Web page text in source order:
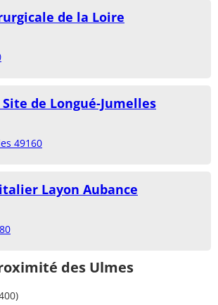
de la Loire
Site de Longué-Jumelles
49160
Layon Aubance
des Ulmes